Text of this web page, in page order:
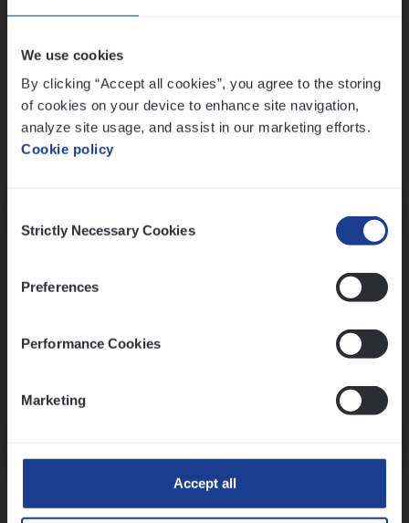
We use cookies
By clicking “Accept all cookies”, you agree to the storing
of cookies on your device to enhance site navigation,
analyze site usage, and assist in our marketing efforts.
Cookie policy
Selection
Strictly Necessary Cookies
Preferences
Performance Cookies
Marketing
Accept all